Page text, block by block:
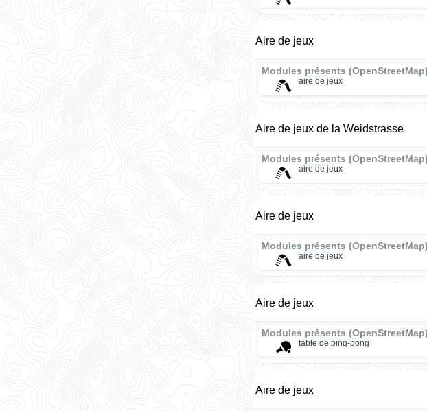
Aire de jeux
Modules présents (OpenStreetMap)
aire de jeux
Aire de jeux de la Weidstrasse
Modules présents (OpenStreetMap)
aire de jeux
Aire de jeux
Modules présents (OpenStreetMap)
aire de jeux
Aire de jeux
Modules présents (OpenStreetMap)
table de ping-pong
Aire de jeux